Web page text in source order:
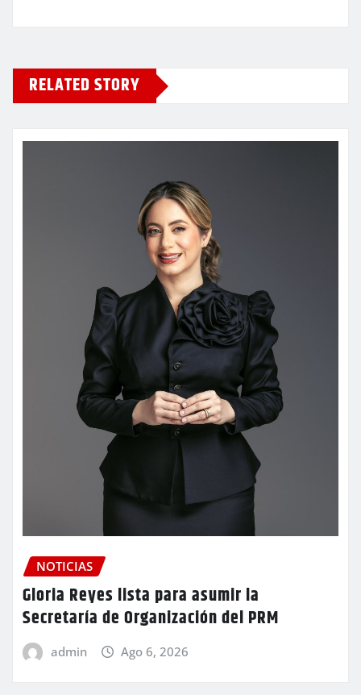
RELATED STORY
NOTICIAS
Gloria Reyes lista para asumir la
Secretaría de Organización del PRM
admin Ago 6, 2026